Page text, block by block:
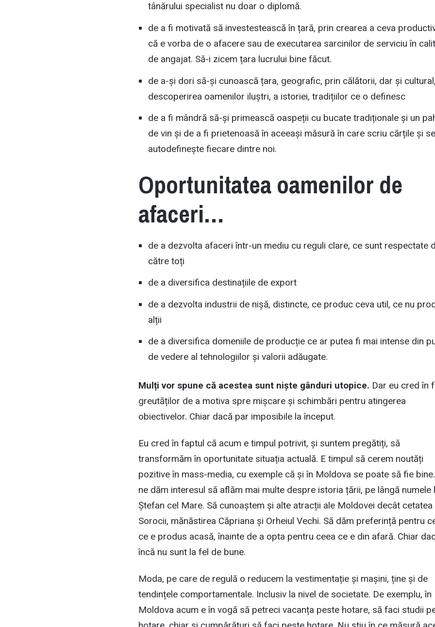
tânărului specialist nu doar o diplomă.
de a fi motivată să investestească în țară, prin crearea a ceva
că e vorba de o afacere sau de executarea sarcinilor de serviciu în
de angajat. Să-i zicem țara lucrului bine făcut.
de a-și dori să-și cunoască țara, geografic, prin călătorii, dar și
descoperirea oamenilor iluștri, a istoriei, tradițiilor ce o definesc
de a fi mândră să-și primească oaspeții cu bucate tradiționale și un
de vin și de a fi prietenoasă în aceeași măsură în care scriu cărțile și se
autodefinește fiecare dintre noi.
Oportunitatea oamenilor de
afaceri…
de a dezvolta afaceri într-un mediu cu reguli clare, ce sunt respectate
către toți
de a diversifica destinațiile de export
de a dezvolta industrii de nișă, distincte, ce produc ceva util, ce nu
alții
de a diversifica domeniile de producție ce ar putea fi mai intense din
de vedere al tehnologiilor și valorii adăugate.
Mulți vor spune că acestea sunt niște gânduri utopice. Dar eu cred în
greutăților de a motiva spre mișcare și schimbări pentru atingerea
obiectivelor. Chiar dacă par imposibile la început.
Eu cred în faptul că acum e timpul potrivit, și suntem pregătiți, să
transformăm în oportunitate situația actuală. E timpul să cerem noutăți
pozitive în mass-media, cu exemple că și în Moldova se poate să fie
ne dăm interesul să aflăm mai multe despre istoria țării, pe lângă numele
Ștefan cel Mare. Să cunoaștem și alte atracții ale Moldovei decât cetatea
Sorocii, mănăstirea Căpriana și Orheiul Vechi. Să dăm preferință pentru
ce e produs acasă, înainte de a opta pentru ceea ce e din afară. Chiar
încă nu sunt la fel de bune.
Moda, pe care de regulă o reducem la vestimentație și mașini, ține și de
tendințele comportamentale. Inclusiv la nivel de societate. De exemplu, în
Moldova acum e în vogă să petreci vacanța peste hotare, să faci studii